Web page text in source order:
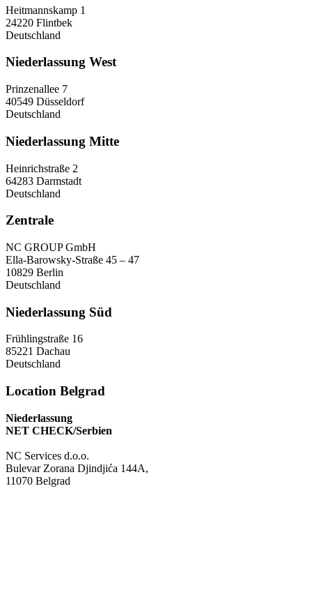
Heitmannskamp 1
24220 Flintbek
Deutschland
Niederlassung West
Prinzenallee 7
40549 Düsseldorf
Deutschland
Niederlassung Mitte
Heinrichstraße 2
64283 Darmstadt
Deutschland
Zentrale
NC GROUP GmbH
Ella-Barowsky-Straße 45 – 47
10829 Berlin
Deutschland
Niederlassung Süd
Frühlingstraße 16
85221 Dachau
Deutschland
Location Belgrad
Niederlassung
NET CHECK/Serbien
NC Services d.o.o.
Bulevar Zorana Djindjića 144A,
11070 Belgrad